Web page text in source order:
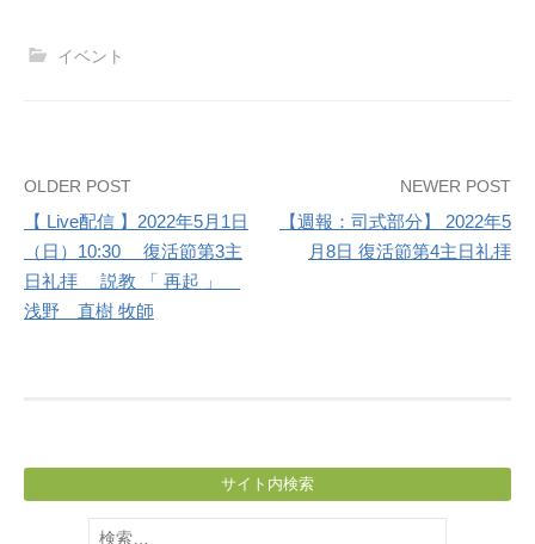
イベント
Post
navigation
OLDER POST
【 Live配信 】2022年5月1日
（日）10:30 復活節第3主
日礼拝 説教 「 再起 」
浅野 直樹 牧師
NEWER POST
【週報：司式部分】 2022年5
月8日 復活節第4主日礼拝
サイト内検索
検